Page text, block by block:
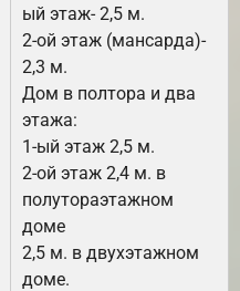
ый этаж- 2,5 м.
2-ой этаж (мансарда)-
2,3 м.
Дом в полтора и два
этажа:
1-ый этаж 2,5 м.
2-ой этаж 2,4 м. в
полутораэтажном
доме
2,5 м. в двухэтажном
доме.